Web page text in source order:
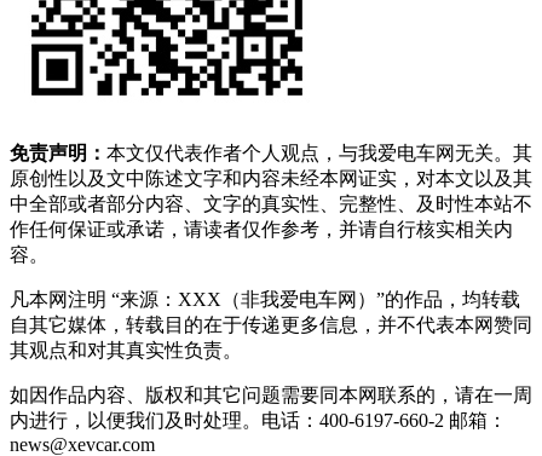
免责声明： 本文仅代表作者个人观点，与我爱电车网无关。其
原创性以及文中陈述文字和内容未经本网证实，对本文以及其
中全部或者部分内容、文字的真实性、完整性、及时性本站不
作任何保证或承诺，请读者仅作参考，并请自行核实相关内
容。
凡本网注明 “来源：XXX（非我爱电车网）”的作品，均转载
自其它媒体，转载目的在于传递更多信息，并不代表本网赞同
其观点和对其真实性负责。
如因作品内容、版权和其它问题需要同本网联系的，请在一周
内进行，以便我们及时处理。电话：400-6197-660-2 邮箱：
news@xevcar.com